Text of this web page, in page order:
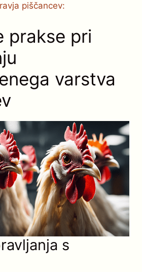
piščancev:
prakse pri
varstva
s